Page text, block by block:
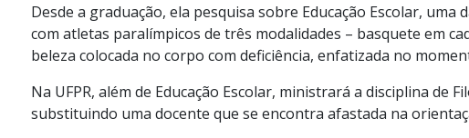
Desde a graduação, ela pesquisa sobre Educação Escolar,
com atletas paralímpicos de três modalidades – basquete em
beleza colocada no corpo com deficiência, enfatizada no
Na UFPR, além de Educação Escolar, ministrará a disciplina
substituindo uma docente que se encontra afastada na